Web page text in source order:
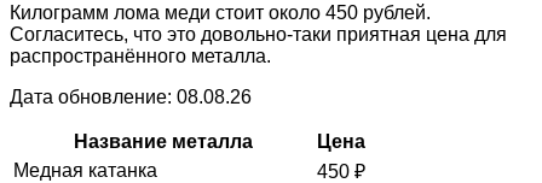
Килограмм лома меди стоит около 450 рублей.
Согласитесь, что это довольно-таки приятная цена для
распространённого металла.
Дата обновление: 08.08.26
Название металла
Цена
Медная катанка
450 ₽